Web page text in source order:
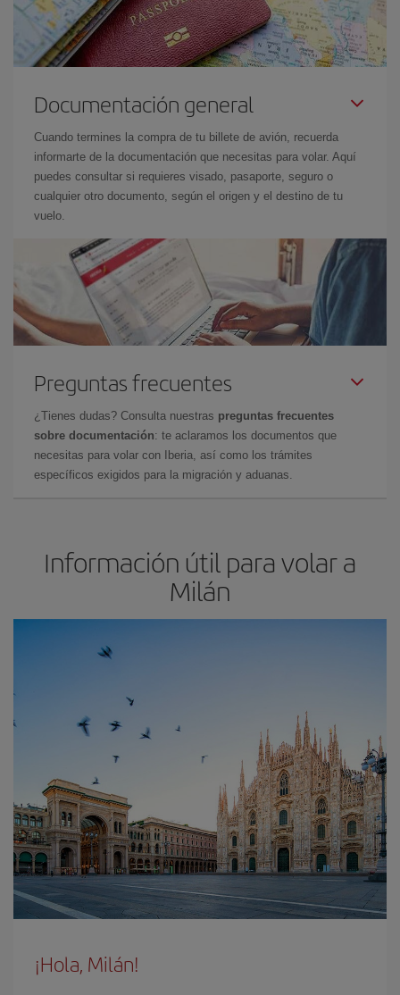
Documentación general
Cuando termines la compra de tu billete de avión, recuerda
informarte de la documentación que necesitas para volar. Aquí
puedes consultar si requieres visado, pasaporte, seguro o
cualquier otro documento, según el origen y el destino de tu
vuelo.
Preguntas frecuentes
¿Tienes dudas? Consulta nuestras preguntas frecuentes
sobre documentación: te aclaramos los documentos que
necesitas para volar con Iberia, así como los trámites
específicos exigidos para la migración y aduanas.
Información útil para volar a
Milán
¡Hola, Milán!